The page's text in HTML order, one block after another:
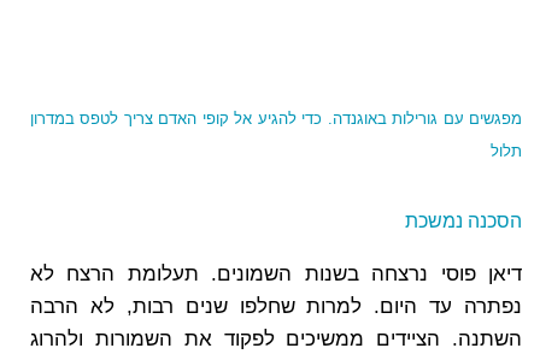
מפגשים עם גורילות באוגנדה. כדי להגיע אל קופי האדם צריך לטפס במדרון
תלול
הסכנה נמשכת
דיאן פוסי נרצחה בשנות השמונים. תעלומת הרצח לא
נפתרה עד היום. למרות שחלפו שנים רבות, לא הרבה
השתנה. הציידים ממשיכים לפקוד את השמורות ולהרוג